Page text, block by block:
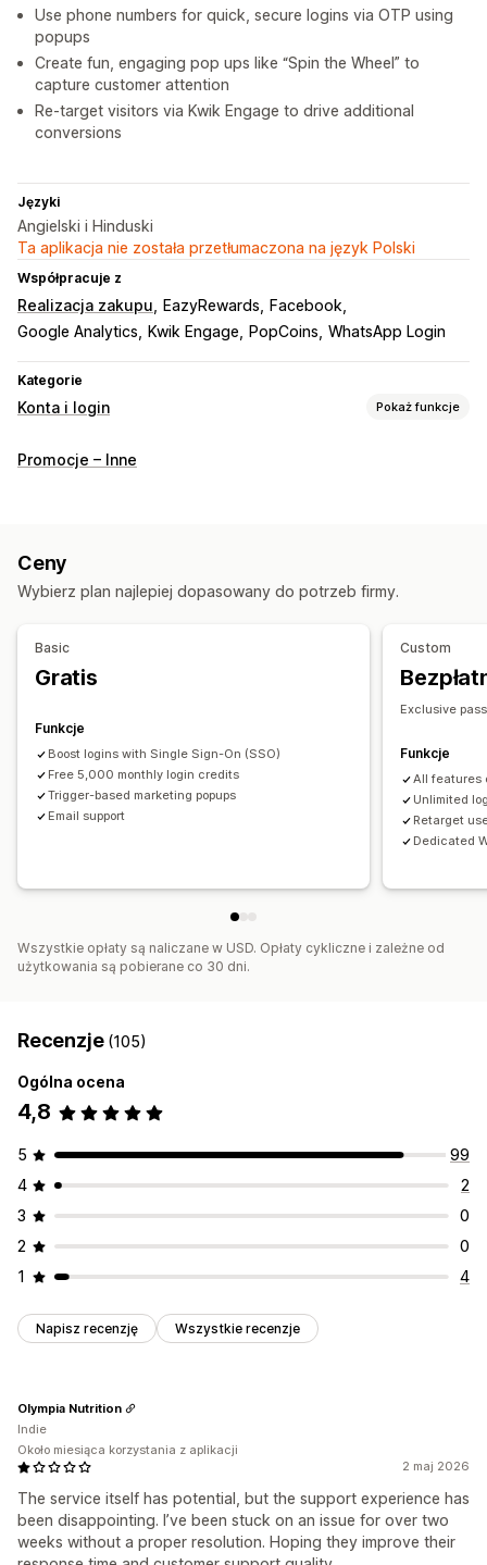
Use phone numbers for quick, secure logins via OTP using
popups
Create fun, engaging pop ups like “Spin the Wheel” to
capture customer attention
Re-target visitors via Kwik Engage to drive additional
conversions
Języki
Angielski i Hinduski
Ta aplikacja nie została przetłumaczona na język Polski
Współpracuje z
Realizacja zakupu EazyRewards
Facebook
Google Analytics
Kwik Engage PopCoins WhatsApp Login
Kategorie
Konta i login Pokaż funkcje
Logowanie klienta
Zarządzanie kontem
Profile
Oznaczanie
Promocje – Inne
Ceny
Wybierz plan najlepiej dopasowany do potrzeb firmy.
Basic
Gratis
Funkcje
Boost logins with Single Sign-On (SSO)
Free 5,000 monthly login credits
Trigger-based marketing popups
Email support
Custom
Exclusive pass
Funkcje
All features
Unlimited
Retarget
Dedicated
Wszystkie opłaty są naliczane w USD. Opłaty cykliczne i zależne od
użytkowania są pobierane co 30 dni.
Recenzje (105)
Ogólna ocena
4,8
5
99
4
2
3
0
2
0
1
4
Napisz recenzję Wszystkie recenzje
2 maj 2026
The service itself has potential, but the support experience has
been disappointing. I’ve been stuck on an issue for over two
weeks without a proper resolution. Hoping they improve their
Olympia Nutrition
Indie
Około miesiąca korzystania z aplikacji